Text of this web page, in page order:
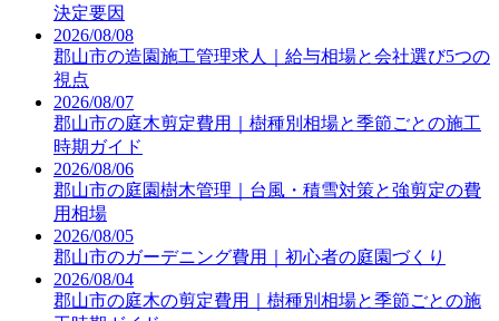
決定要因
2026/08/08
郡山市の造園施工管理求人｜給与相場と会社選び5つの
視点
2026/08/07
郡山市の庭木剪定費用｜樹種別相場と季節ごとの施工
時期ガイド
2026/08/06
郡山市の庭園樹木管理｜台風・積雪対策と強剪定の費
用相場
2026/08/05
郡山市のガーデニング費用｜初心者の庭園づくり
2026/08/04
郡山市の庭木の剪定費用｜樹種別相場と季節ごとの施